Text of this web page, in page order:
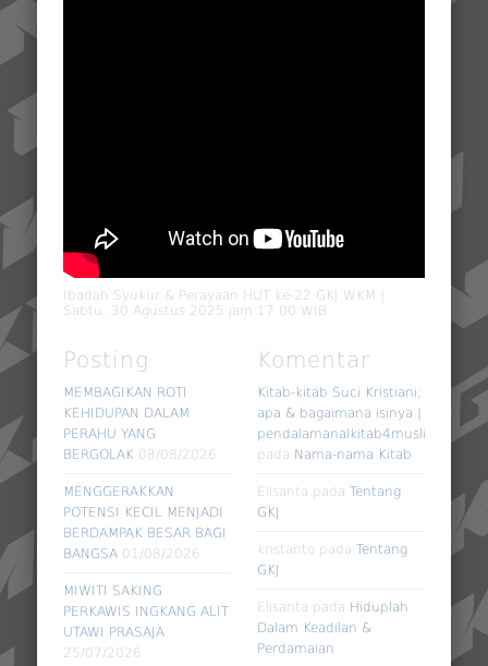
Ibadah Syukur & Perayaan HUT ke-22 GKJ WKM |
Sabtu, 30 Agustus 2025 jam 17.00 WIB
Posting
MEMBAGIKAN ROTI
KEHIDUPAN DALAM
PERAHU YANG
BERGOLAK 08/08/2026
MENGGERAKKAN
POTENSI KECIL MENJADI
BERDAMPAK BESAR BAGI
BANGSA 01/08/2026
MIWITI SAKING
PERKAWIS INGKANG ALIT
UTAWI PRASAJA
25/07/2026
Komentar
Kitab-kitab Suci Kristiani;
apa & bagaimana isinya |
pendalamanalkitab4muslim
pada Nama-nama Kitab
Elisanta padaTentang
GKJ
kristanto padaTentang
GKJ
Elisanta pada Hiduplah
Dalam Keadilan &
Perdamaian